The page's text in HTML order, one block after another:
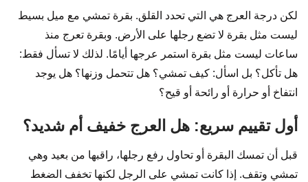
لكن درجة العرج هي التي تحدد القلق. بقرة تمشي مع ميل بسيط
ليست مثل بقرة لا تضع رجلها على الأرض. وبقرة تعرج منذ
ساعات ليست مثل بقرة استمر عرجها أيامًا. لذلك لا تسأل فقط:
هل تأكل؟ بل اسأل: كيف تمشي؟ هل تتحمل وزنها؟ هل يوجد
انتفاخ أو حرارة أو رائحة أو قيح؟
أول تقييم سريع: هل العرج خفيف أم شديد؟
قبل أن تمسك البقرة أو تحاول رفع رجلها، راقبها من بعيد وهي
تمشي وتقف. إذا كانت تمشي على الرجل لكنها تخفف الضغط